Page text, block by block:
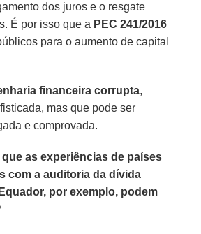
dos juros e o resgate
É por isso que a PEC 241/2016
para o aumento de capital
financeira corrupta,
mas que pode ser
e comprovada.
que as experiências de países
com a auditoria da dívida
por exemplo, podem